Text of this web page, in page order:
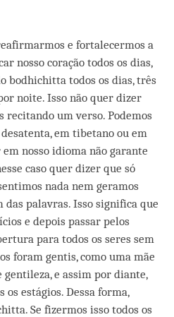
e fortalecermos a
nosso coração todos os dias,
bodhichitta todos os dias, três
noite. Isso não quer dizer
recitando um verso. Podemos
em tibetano ou em
nosso idioma não garante
caso quer dizer que só
nada nem geramos
das palavras. Isso significa que
e depois passar pelos
para todos os seres sem
foram gentis, como uma mãe
e assim por diante,
estágios. Dessa forma,
Se fizermos isso todos os